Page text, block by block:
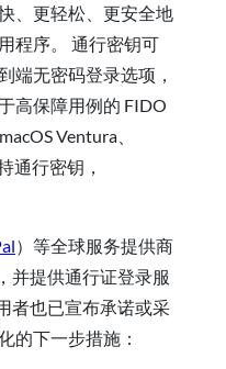
、更轻松、更安全地
程序。 通行密钥可
端无密码登录选项，
高保障用例的 FIDO
Ventura、
通行密钥，
）等全球服务提供商
并提供通行证登录服
者也已宣布承诺或采
的下一步措施：